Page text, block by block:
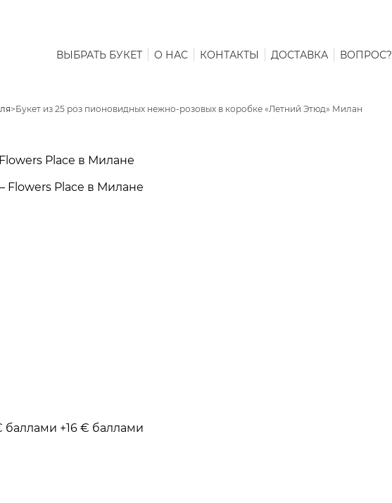
ВЫБРАТЬ БУКЕТ О НАС КОНТАКТЫ ДОСТАВКА ВОПРОС?
>Букет из 25 роз пионовидных нежно-розовых в коробке «Летний Этюд» Милан
баллами +16 € баллами